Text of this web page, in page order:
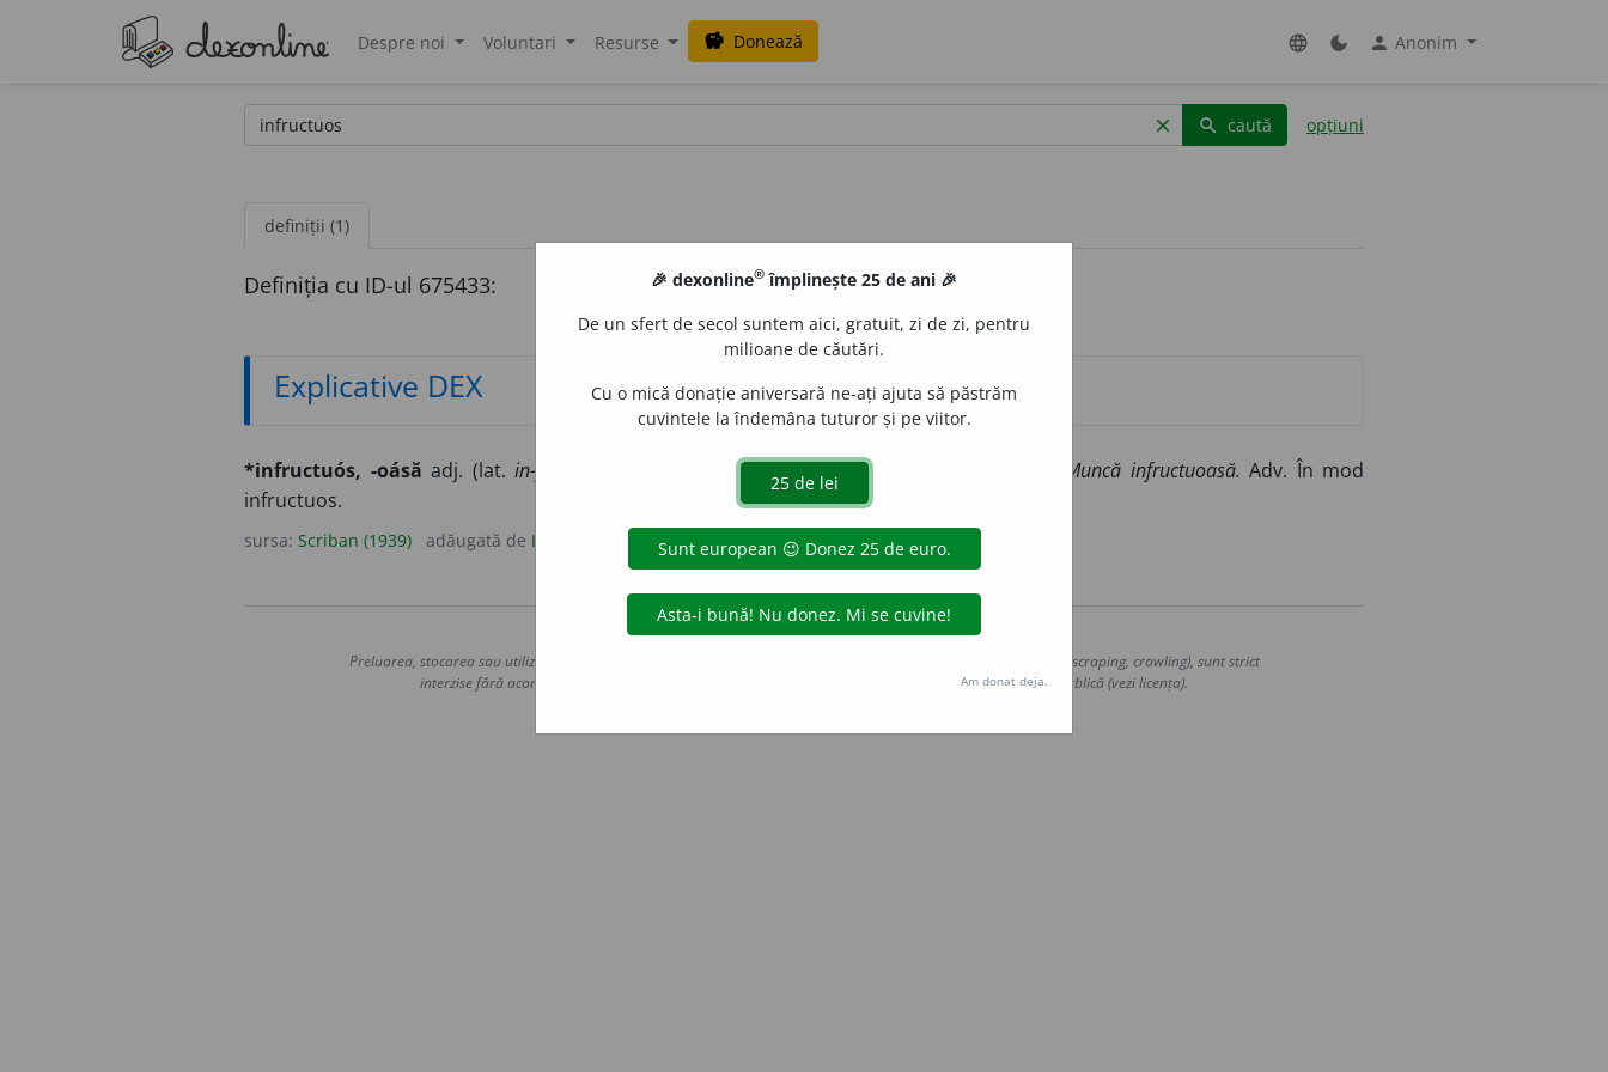
Despre noi Voluntari Resurse savings Donează language dark_mode person Anonim
clear search caută opțiuni
definiții (1)
Definiția cu ID-ul 675433:
Explicative DEX
*infructuós, -oásă adj. (lat. in-fructuosus ). Fără fructe, sterp, steril: cîmp infructuos. Fig. Muncă infructuoasă. Adv. În mod
infructuos.
sursa: Scriban (1939) adăugată de LauraGellner acțiuni
Copyright © 2004-2026 dexonline (https://dexonline.ro)
Preluarea, stocarea sau utilizarea datelor de pe acest site, inclusiv prin orice metode de extragere automată (web scraping, crawling), sunt strict
interzise fără acordul nostru prealabil scris, cu excepția seturilor de date oferite oficial spre utilizare publică (vezi licența).
🎉 dexonline® împlinește 25 de ani 🎉
De un sfert de secol suntem aici, gratuit, zi de zi, pentru
milioane de căutări.
Cu o mică donație aniversară ne-ați ajuta să păstrăm
cuvintele la îndemâna tuturor și pe viitor.
Am donat deja.